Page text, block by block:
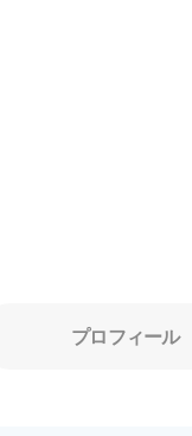
プロフィール